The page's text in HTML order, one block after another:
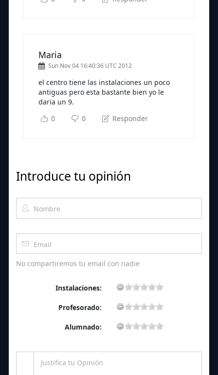
Maria
Sun Nov 04 16:40:36 UTC 2012
el centro tiene las instalaciones un poco
antiguas pero esta bastante bien yo le
daria un 9.
0
0 Responder
Introduce tu opinión
No compartiremos tu email con nadie
Instalaciones:
Profesorado:
Alumnado: